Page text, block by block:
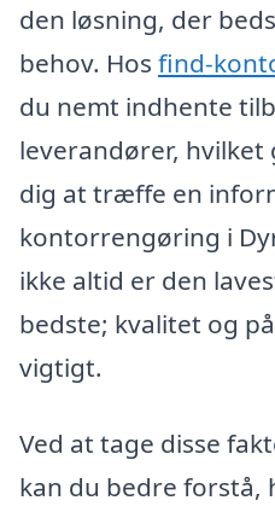
den løsning, der
behov. Hos find-
du nemt indhente
leverandører,
dig at træffe en
kontorrengøring i
ikke altid er den
bedste; kvalitet og
vigtigt.
Ved at tage disse
kan du bedre forstå,